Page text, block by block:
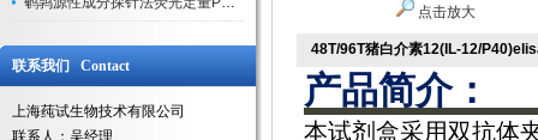
联系我们 Contact
上海莼试生物技术有限公司
联系人：吴经理
点击放大
48T/96T猪白介素12(IL-12/
产品简介：
本试剂盒采用双抗体